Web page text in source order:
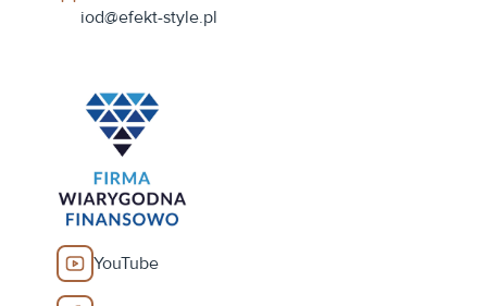
iod@efekt-style.pl
YouTube